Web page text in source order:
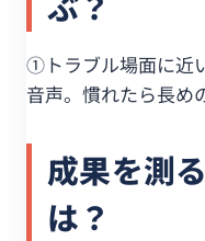
①トラブル場面に近
音声。慣れたら長め
成果を測
は？